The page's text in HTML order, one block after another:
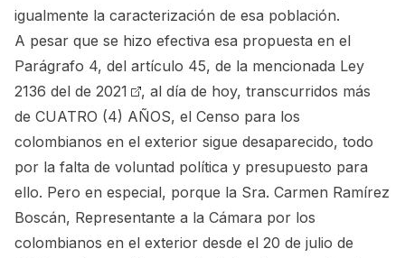
igualmente la caracterización de esa población.
A pesar que se hizo efectiva esa propuesta en el
Parágrafo 4, del artículo 45, de la mencionada Ley
2136 del de 2021
, al día de hoy, transcurridos más
de CUATRO (4) AÑOS, el Censo para los
colombianos en el exterior sigue desaparecido, todo
por la falta de voluntad política y presupuesto para
ello. Pero en especial, porque la Sra. Carmen Ramírez
Boscán, Representante a la Cámara por los
colombianos en el exterior desde el 20 de julio de